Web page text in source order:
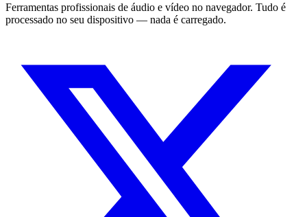
Ferramentas profissionais de áudio e vídeo no navegador. Tudo é
processado no seu dispositivo — nada é carregado.